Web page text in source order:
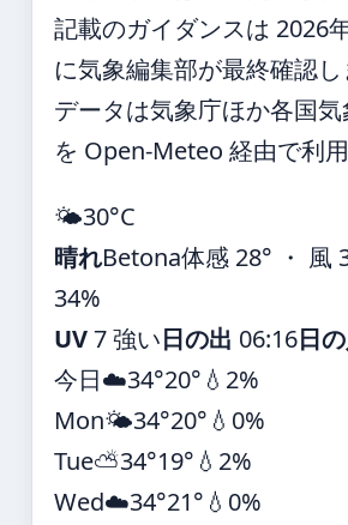
記載のガイダンスは 2026
に気象編集部が最終確認し
データは気象庁ほか各国
を Open-Meteo 経由で利用
🌤️30°C
晴れBetona体感 28° ・ 風
34%
UV7 強い日の出 06:16日
今日☁️34°20° 💧2%
Mon🌤️34°20° 💧0%
Tue⛅34°19° 💧2%
Wed☁️34°21° 💧0%